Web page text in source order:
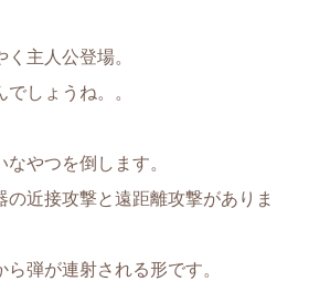
主人公登場。
しょうね。。
やつを倒します。
の近接攻撃と遠距離攻撃がありま
弾が連射される形です。